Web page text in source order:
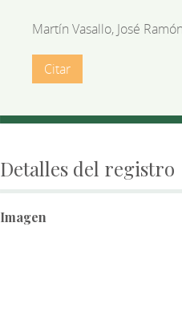
Martín Vasallo, José Ramón
Citar
Detalles del registro
Imagen